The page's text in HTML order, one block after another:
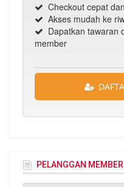
Checkout cepat
Akses mudah ke
Dapatkan tawaran
member
PELANGGAN